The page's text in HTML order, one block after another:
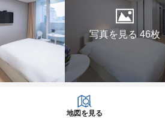
写真を見る 46枚
地図を見る